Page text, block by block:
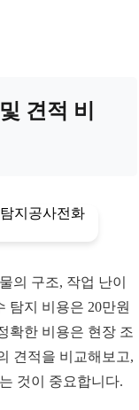
견적 비
의 구조, 작업 난이
탐지 비용은 20만원
확한 비용은 현장 조
견적을 비교해보고,
것이 중요합니다.